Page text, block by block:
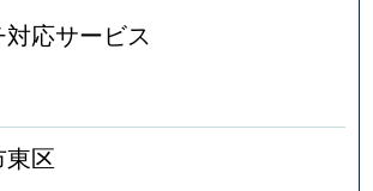
応サービス
区